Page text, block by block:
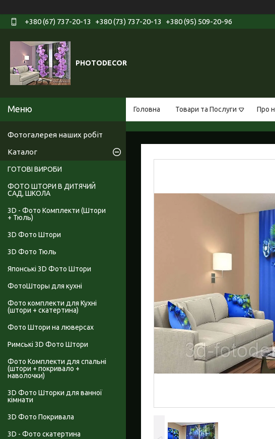
+380 (67) 737-20-13 +380 (73) 737-20-13 +380 (95) 509-20-96
PHOTODECOR
Головна Товари та Послуги Про
Фотогалерея наших робіт
Каталог
ГОТОВІ ВИРОБИ
ФОТО ШТОРИ В ДИТЯЧИЙ
САД, ШКОЛА
3D - Фото Комплекти (Штори
+ Тюль)
3D Фото Штори
3D Фото Тюль
Японські 3D Фото Штори
ФотоШторы для кухні
Фото комплекти для Кухні
(штори + скатертина)
Фото Штори на люверсах
Римські 3D Фото Штори
Фото Комплекти для спальні
(штори + покривало +
наволочки)
3D Фото Шторки для ванної
кімнати
3D Фото Покривала
3D - Фото скатертина